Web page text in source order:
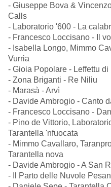
- Giuseppe Bova &
Calls
- Laboratorio '600 - La
- Francesco Loccisano - Il
- Isabella Longo, Mimmo
Vurria
- Gioia Popolare - Leffettu di
- Zona Briganti - Re Niliu
- Marasà - Arvì
- Davide Ambrogio - Canto
- Francesco Loccisano -
- Pino de Vittorio,
Tarantella 'nfuocata
- Mimmo Cavallaro,
Tarantella nova
- Davide Ambrogio - A San
- Il Parto delle Nuvole